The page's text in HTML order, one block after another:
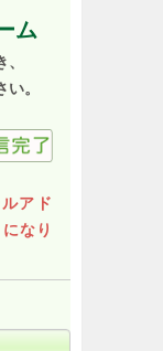
ム
。
アド
なり